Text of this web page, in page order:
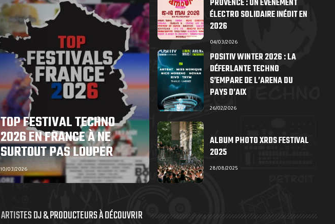
TOP FESTIVAL TECHNO
2026 EN FRANCE À NE
SURTOUT PAS LOUPER
10/03/2026
PROVENCE : UN ÉVÉNEMENT
ÉLECTRO SOLIDAIRE INÉDIT EN
2026
04/03/2026
POSITIV WINTER 2026 : LA
DÉFERLANTE TECHNO
S’EMPARE DE L’ARENA DU
PAYS D’AIX
26/02/2026
ALBUM PHOTO XRDS FESTIVAL
2025
28/08/2025
ARTISTES DJ & PRODUCTEURS À DÉCOUVRIR